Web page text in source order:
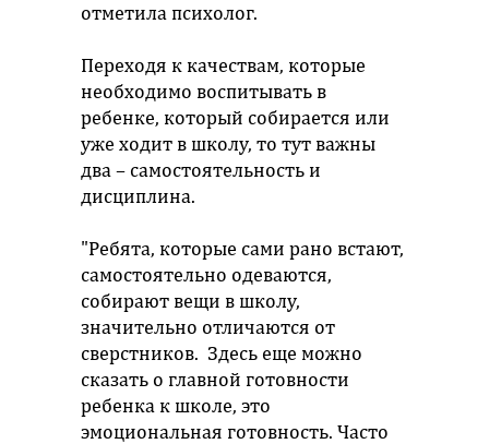
отметила психолог.
Переходя к качествам, которые
необходимо воспитывать в
ребенке, который собирается или
уже ходит в школу, то тут важны
два – самостоятельность и
дисциплина.
"Ребята, которые сами рано встают,
самостоятельно одеваются,
собирают вещи в школу,
значительно отличаются от
сверстников. Здесь еще можно
сказать о главной готовности
ребенка к школе, это
эмоциональная готовность. Часто